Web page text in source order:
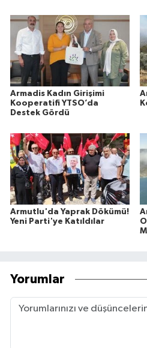
Armadis Kadın Girişimi
Kooperatifi YTSO’da
Destek Gördü
Armutlu'da Yaprak Dökümü!
Yeni Parti'ye Katıldılar
Yorumlar